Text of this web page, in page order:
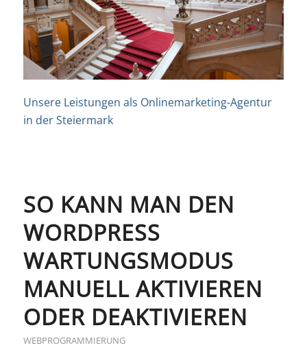
Unsere Leistungen als Onlinemarketing-Agentur
in der Steiermark
SO KANN MAN DEN
WORDPRESS
WARTUNGSMODUS
MANUELL AKTIVIEREN
ODER DEAKTIVIEREN
WEBPROGRAMMIERUNG